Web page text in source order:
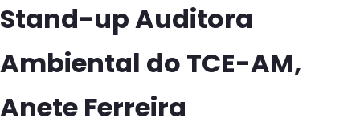
Stand-up Auditora
Ambiental do TCE-AM,
Anete Ferreira